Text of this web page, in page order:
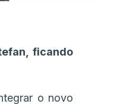
ficando
o novo